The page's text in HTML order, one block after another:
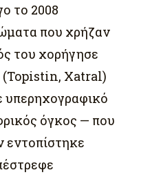
το 2008
που χρήζαν
του χορήγησε
(Topistin, Xatral)
υπερηχογραφικό
όγκος — που